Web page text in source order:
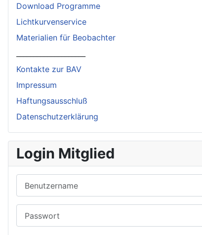
Download Programme
Lichtkurvenservice
Materialien für Beobachter
Kontakte zur BAV
Impressum
Haftungsausschluß
Datenschutzerklärung
Login Mitglied